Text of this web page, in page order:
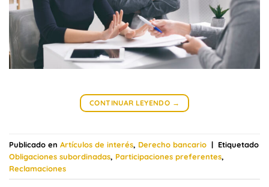
CONTINUAR LEYENDO →
Publicado en Artículos de interés, Derecho bancario | Etiquetado
Obligaciones subordinadas, Participaciones preferentes,
Reclamaciones